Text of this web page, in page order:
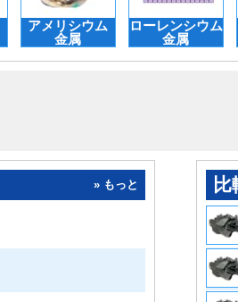
アメリシウム
金属
ローレンシウム
金属
» もっと